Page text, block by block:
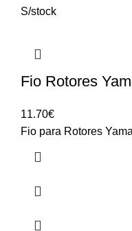
S/stock
Fio Rotores
11.70€
Fio para Rotores